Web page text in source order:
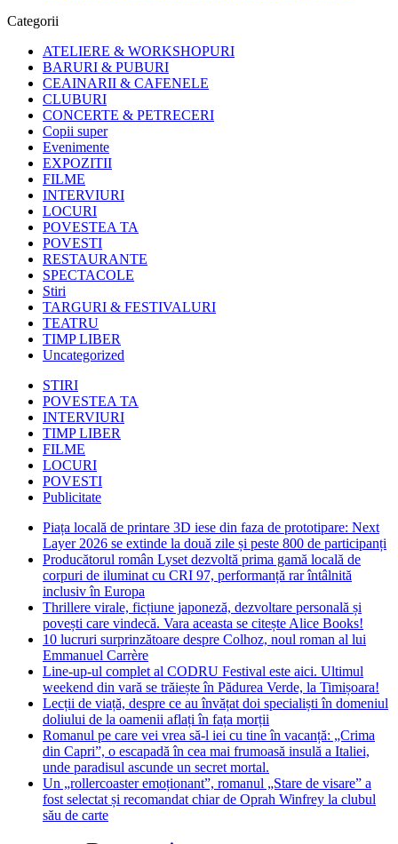
Categorii
ATELIERE & WORKSHOPURI
BARURI & PUBURI
CEAINARII & CAFENELE
CLUBURI
CONCERTE & PETRECERI
Copii super
Evenimente
EXPOZITII
FILME
INTERVIURI
LOCURI
POVESTEA TA
POVESTI
RESTAURANTE
SPECTACOLE
Stiri
TARGURI & FESTIVALURI
TEATRU
TIMP LIBER
Uncategorized
STIRI
POVESTEA TA
INTERVIURI
TIMP LIBER
FILME
LOCURI
POVESTI
Publicitate
Piața locală de printare 3D iese din faza de prototipare: Next
Layer 2026 se extinde la două zile și peste 800 de participanți
Producătorul român Lyset dezvoltă prima gamă locală de
corpuri de iluminat cu CRI 97, performanță rar întâlnită
inclusiv în Europa
Thrillere virale, ficțiune japoneză, dezvoltare personală și
povești care vindecă. Vara aceasta se citește Alice Books!
10 lucruri surprinzătoare despre Colhoz, noul roman al lui
Emmanuel Carrère
Line-up-ul complet al CODRU Festival este aici. Ultimul
weekend din vară se trăiește în Pădurea Verde, la Timișoara!
Lecții de viață, despre ce au învățat doi specialiști în domeniul
doliului de la oamenii aflați în fața morții
Romanul pe care vei vrea să-l iei cu tine în vacanță: „Crima
din Capri”, o escapadă în cea mai frumoasă insulă a Italiei,
unde paradisul ascunde un secret mortal.
Un „rollercoaster emoționant”, romanul „Stare de visare” a
fost selectat și recomandat chiar de Oprah Winfrey la clubul
său de carte